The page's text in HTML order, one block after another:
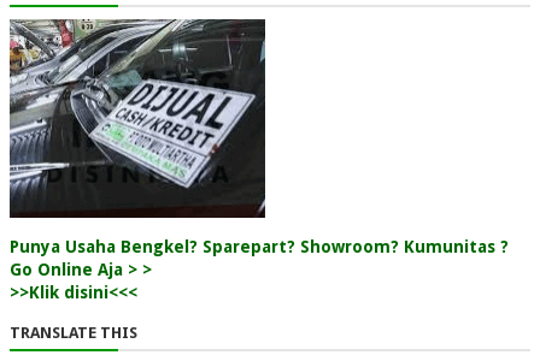
Punya Usaha Bengkel? Sparepart? Showroom? Kumunitas ?
Go Online Aja > >
>>Klik disini<<<
TRANSLATE THIS